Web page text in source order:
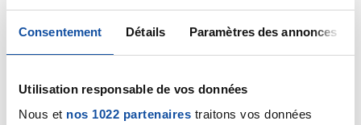
Consentement Détails Paramètres des annonces
Utilisation responsable de vos données
Nous et nos 1022 partenaires traitons vos données
Bonsoir,
examen du col de l'utérus). Une coloscopie peut très
bien se programmer un samedi, en particulier dans une